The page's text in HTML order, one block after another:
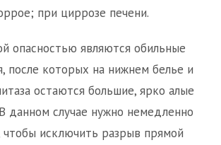
при циррозе печени.
опасностью являются обильные
после которых на нижнем белье и
остаются большие, ярко алые
данном случае нужно немедленно
чтобы исключить разрыв прямой